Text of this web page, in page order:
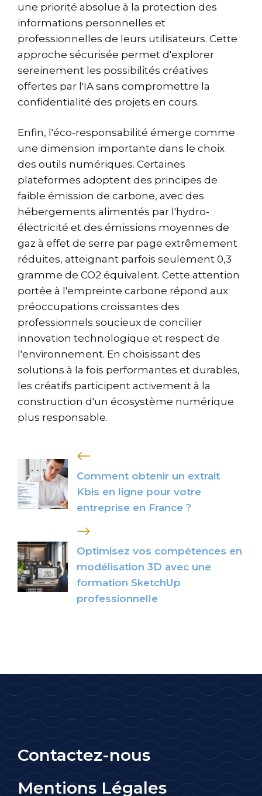
une priorité absolue à la protection des
informations personnelles et
professionnelles de leurs utilisateurs. Cette
approche sécurisée permet d'explorer
sereinement les possibilités créatives
offertes par l'IA sans compromettre la
confidentialité des projets en cours.
Enfin, l'éco-responsabilité émerge comme
une dimension importante dans le choix
des outils numériques. Certaines
plateformes adoptent des principes de
faible émission de carbone, avec des
hébergements alimentés par l'hydro-
électricité et des émissions moyennes de
gaz à effet de serre par page extrêmement
réduites, atteignant parfois seulement 0,3
gramme de CO2 équivalent. Cette attention
portée à l'empreinte carbone répond aux
préoccupations croissantes des
professionnels soucieux de concilier
innovation technologique et respect de
l'environnement. En choisissant des
solutions à la fois performantes et durables,
les créatifs participent activement à la
construction d'un écosystème numérique
plus responsable.
Comment obtenir un extrait
Kbis en ligne pour votre
entreprise en France ?
Optimisez vos compétences en
modélisation 3D avec une
formation SketchUp
professionnelle
Contactez-nous
Mentions Légales